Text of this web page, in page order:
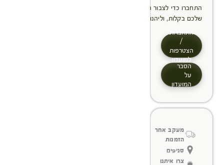
התחברו כדי לצבור הטבות, לנהל ולעקוב אחר ההזמנות
שלכם בקלות, וליהנות מתהליך תשלום מהיר יותר
התחברות
/
הצטרפות
למועדון
הסבר
על
המועדון
מעקב אחר
הזמנות
סניפים
צרו איתנו